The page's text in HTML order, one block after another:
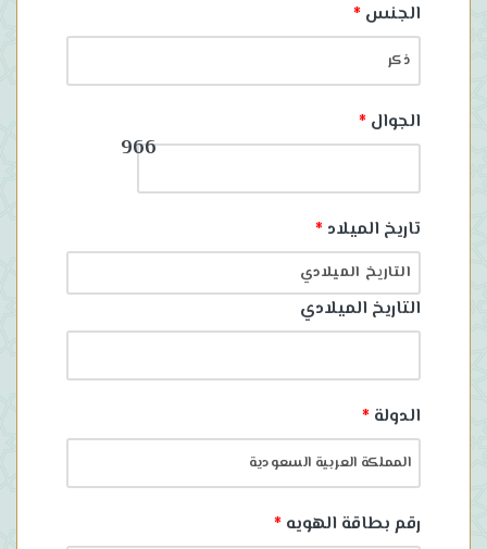
الجنس *
الجوال *
966
تاريخ الميلاد *
التاريخ الميلادي
الدولة *
رقم بطاقة الهويه *